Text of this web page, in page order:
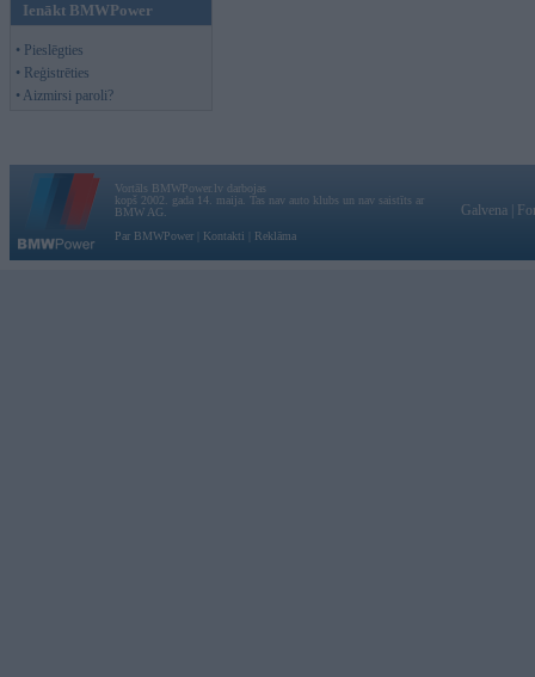
Ienākt BMWPower
• Pieslēgties
• Reģistrēties
• Aizmirsi paroli?
Vortāls BMWPower.lv darbojas
kopš 2002. gada 14. maija. Tas nav auto klubs un nav saistīts ar
BMW AG.
Par BMWPower
Kontakti Reklāma
Galvena